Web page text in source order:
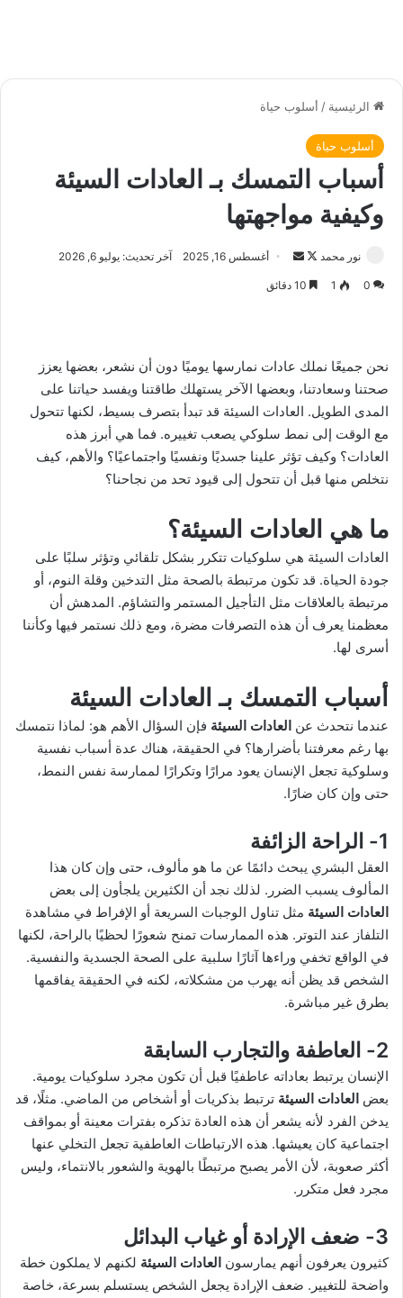
الرئيسية / أسلوب حياة
أسلوب حياة
أسباب التمسك بـ العادات السيئة
وكيفية مواجهتها
نور محمد
ت
ا
ل
X
ر
ي
د
إ
ت
ر
و
ن
ا
أغسطس 16, 2025 آخر تحديث: يوليو 6, 2026
0
1
نحن جميعًا نملك عادات نمارسها يوميًا دون أن نشعر، بعضها يعزز
صحتنا وسعادتنا، وبعضها الآخر يستهلك طاقتنا ويفسد حياتنا على
المدى الطويل. العادات السيئة قد تبدأ بتصرف بسيط، لكنها تتحول
مع الوقت إلى نمط سلوكي يصعب تغييره. فما هي أبرز هذه
العادات؟ وكيف تؤثر علينا جسديًا ونفسيًا واجتماعيًا؟ والأهم، كيف
نتخلص منها قبل أن تتحول إلى قيود تحد من نجاحنا؟
ما هي العادات السيئة؟
العادات السيئة هي سلوكيات تتكرر بشكل تلقائي وتؤثر سلبًا على
جودة الحياة. قد تكون مرتبطة بالصحة مثل التدخين وقلة النوم، أو
مرتبطة بالعلاقات مثل التأجيل المستمر والتشاؤم. المدهش أن
معظمنا يعرف أن هذه التصرفات مضرة، ومع ذلك نستمر فيها وكأننا
أسرى لها.
أسباب التمسك بـ العادات السيئة
عندما نتحدث عن العادات السيئة فإن السؤال الأهم هو: لماذا نتمسك
بها رغم معرفتنا بأضرارها؟ في الحقيقة، هناك عدة أسباب نفسية
وسلوكية تجعل الإنسان يعود مرارًا وتكرارًا لممارسة نفس النمط،
حتى وإن كان ضارًا.
1- الراحة الزائفة
العقل البشري يبحث دائمًا عن ما هو مألوف، حتى وإن كان هذا
المألوف يسبب الضرر. لذلك نجد أن الكثيرين يلجأون إلى بعض
العادات السيئة مثل تناول الوجبات السريعة أو الإفراط في مشاهدة
التلفاز عند التوتر. هذه الممارسات تمنح شعورًا لحظيًا بالراحة، لكنها
في الواقع تخفي وراءها آثارًا سلبية على الصحة الجسدية والنفسية.
الشخص قد يظن أنه يهرب من مشكلاته، لكنه في الحقيقة يفاقمها
بطرق غير مباشرة.
2- العاطفة والتجارب السابقة
الإنسان يرتبط بعاداته عاطفيًا قبل أن تكون مجرد سلوكيات يومية.
بعض العادات السيئة ترتبط بذكريات أو أشخاص من الماضي. مثلًا، قد
يدخن الفرد لأنه يشعر أن هذه العادة تذكره بفترات معينة أو بمواقف
اجتماعية كان يعيشها. هذه الارتباطات العاطفية تجعل التخلي عنها
أكثر صعوبة، لأن الأمر يصبح مرتبطًا بالهوية والشعور بالانتماء، وليس
مجرد فعل متكرر.
3- ضعف الإرادة أو غياب البدائل
كثيرون يعرفون أنهم يمارسون العادات السيئة لكنهم لا يملكون خطة
واضحة للتغيير. ضعف الإرادة يجعل الشخص يستسلم بسرعة، خاصة